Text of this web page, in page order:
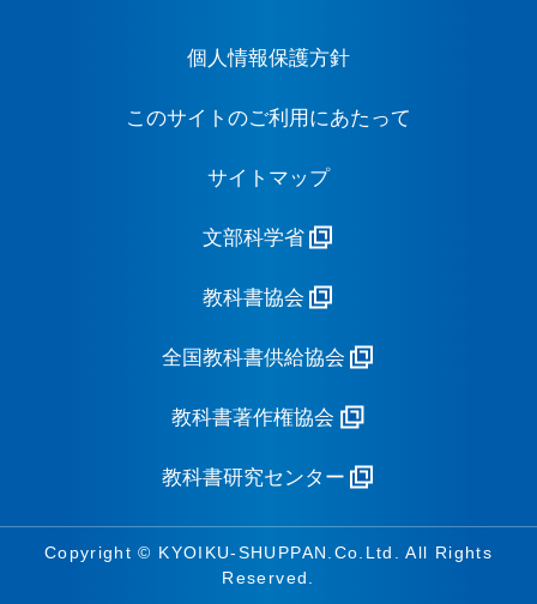
個人情報保護方針
このサイトのご利用にあたって
サイトマップ
文部科学省
教科書協会
全国教科書供給協会
教科書著作権協会
教科書研究センター
Copyright © KYOIKU-SHUPPAN.Co.Ltd. All Rights
Reserved.